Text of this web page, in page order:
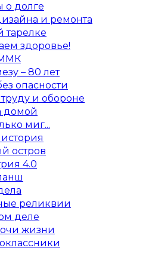
о долге
и ремонта
тарелке
здоровье!
– 80 лет
опасности
труду и обороне
домой
миг...
остров
4.0
реликвии
деле
жизни